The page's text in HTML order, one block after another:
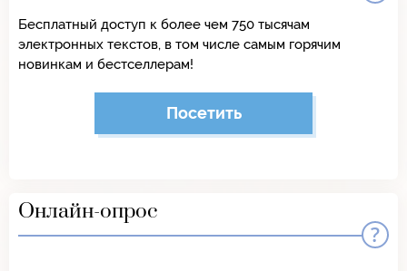
Бесплатный доступ к более чем 750 тысячам
электронных текстов, в том числе самым горячим
новинкам и бестселлерам!
Посетить
Онлайн-опрос